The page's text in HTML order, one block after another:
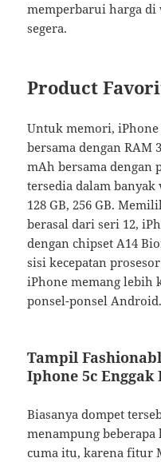
memperbarui harga di
segera.
Product
Untuk memori, iPhone
bersama dengan RAM
mAh bersama dengan
tersedia dalam
128 GB, 256 GB.
berasal dari seri 12,
dengan chipset A14
sisi kecepatan
iPhone memang lebih
ponsel-ponsel Android.
Tampil
Iphone 5c
Biasanya dompet
menampung
cuma itu, karena fitur